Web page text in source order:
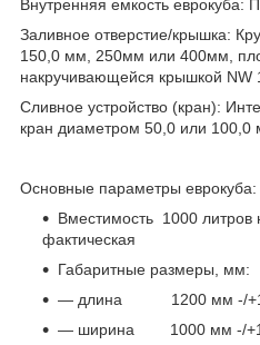
Внутренняя емкость еврокуба:
Заливное отверстие/крышка:
150,0 мм, 250мм или 400мм,
накручивающейся крышкой NW
Сливное устройство (кран):
кран диаметром 50,0 или 100,0
Основные параметры еврокуба:
Вместимость 1000 литров
фактическая
Габаритные размеры, мм:
— длина 1200 мм -/
— ширина 1000 мм -/